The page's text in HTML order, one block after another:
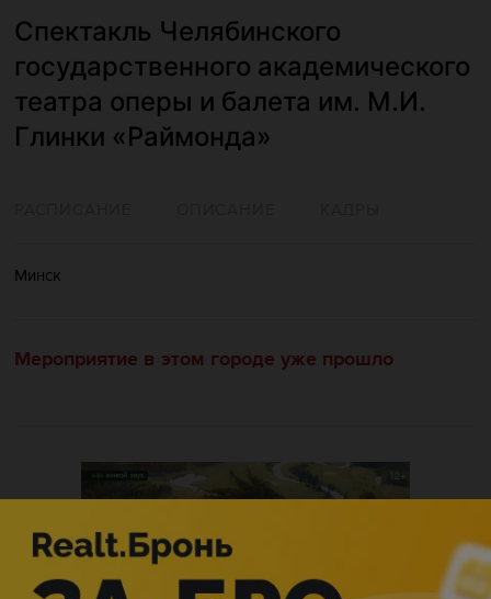
Спектакль Челябинского
государственного академического
театра оперы и балета им. М.И.
Глинки «Раймонда»
Минск
Мероприятие в этом городе уже прошло